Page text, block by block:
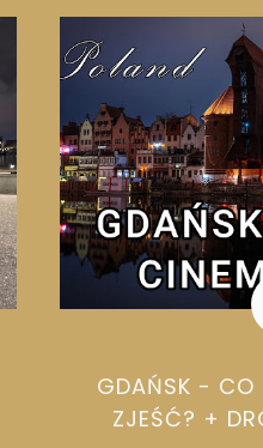
GDAŃSK - CO
ZJEŚĆ? +